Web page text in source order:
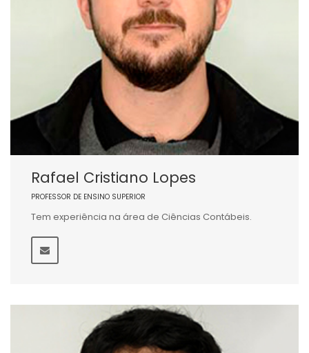
Rafael Cristiano Lopes
PROFESSOR DE ENSINO SUPERIOR
Tem experiência na área de Ciências Contábeis.